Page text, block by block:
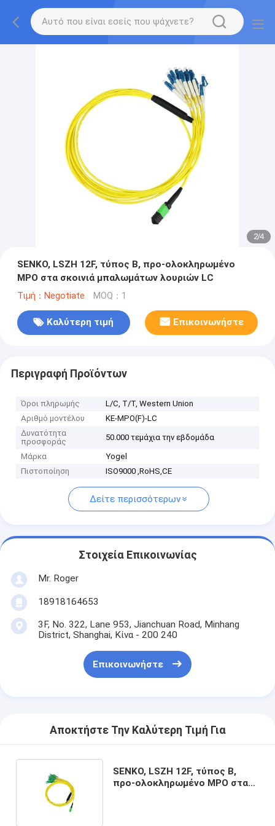
2/4
SENKO, LSZH 12F, τύπος Β, προ-ολοκληρωμένο
MPO στα σκοινιά μπαλωμάτων λουριών LC
Τιμή：Negotiate MOQ：1
Καλύτερη τιμή Επικοινωνήστε
Περιγραφή Προϊόντων
Όροι πληρωμής
L/C, T/T, Western Union
Αριθμό μοντέλου
KE-MPO(F)-LC
Δυνατότητα
προσφοράς
50.000 τεμάχια την εβδομάδα
Μάρκα
Yogel
Πιστοποίηση
ISO9000 ,RoHS,CE
Δείτε περισσότερων
Στοιχεία Επικοινωνίας
Mr. Roger
18918164653
3F, No. 322, Lane 953, Jianchuan Road, Minhang
District, Shanghai, Κίνα - 200 240
Επικοινωνήστε
Αποκτήστε Την Καλύτερη Τιμή Για
SENKO, LSZH 12F, τύπος Β,
προ-ολοκληρωμένο MPO στα